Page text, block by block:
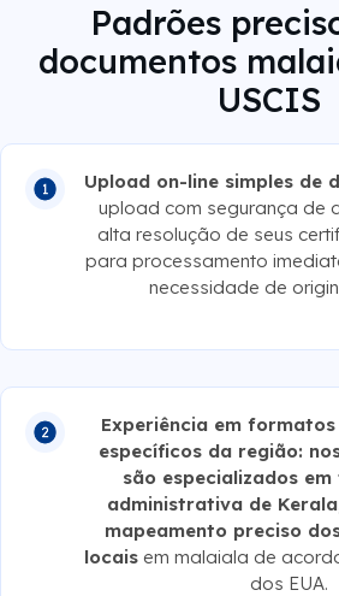
Padrões
documentos
USCIS
Upload on-line simples de
upload com segurança de
alta resolução de seus
para processamento
necessidade de
Experiência em
específicos da região:
são especializados
administrativa de
mapeamento preciso
locais em malaiala de
dos EUA.